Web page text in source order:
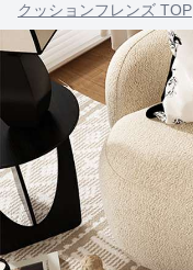
クッションフレンズ TOP